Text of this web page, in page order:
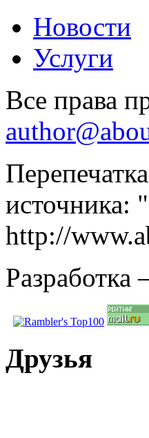
Новости
Услуги
Все права
источника:
http://
Друзья